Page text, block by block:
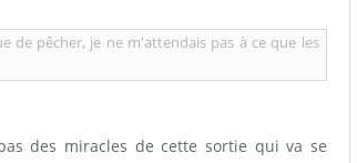
de pêcher, je ne m'attendais pas à ce que les
des miracles de cette sortie qui va se